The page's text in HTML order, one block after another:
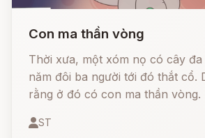
Con ma thần vòng
Thời xưa, một xóm nọ có cây
năm đôi ba người tới đó thắt cổ.
rằng ở đó có con ma thần vòng.
ST